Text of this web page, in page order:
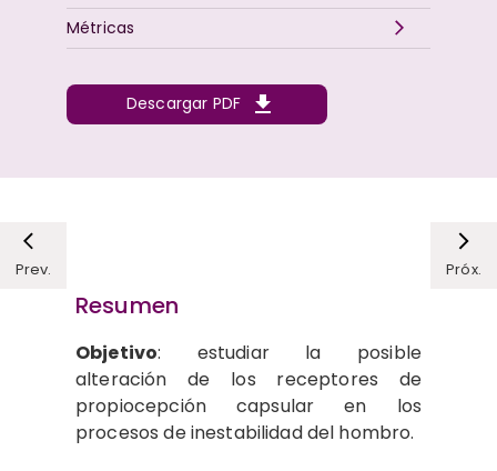
Descargar PDF
Métricas
Prev. Próx.
Resumen
Objetivo: estudiar la posible
alteración de los receptores de
propiocepción capsular en los
procesos de inestabilidad del hombro.